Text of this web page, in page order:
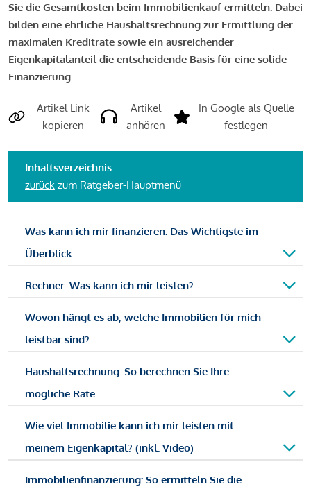
Sie die Gesamtkosten beim Immobilienkauf ermitteln. Dabei
bilden eine ehrliche Haushaltsrechnung zur Ermittlung der
maximalen Kreditrate sowie ein ausreichender
Eigenkapitalanteil die entscheidende Basis für eine solide
Finanzierung.
Artikel Link
kopieren
Artikel
anhören
In Google als Quelle
festlegen
Inhaltsverzeichnis
zurück zum Ratgeber-Hauptmenü
Was kann ich mir finanzieren: Das Wichtigste im
Überblick
Rechner: Was kann ich mir leisten?
Wovon hängt es ab, welche Immobilien für mich
leistbar sind?
Haushaltsrechnung: So berechnen Sie Ihre
mögliche Rate
Wie viel Immobilie kann ich mir leisten mit
meinem Eigenkapital? (inkl. Video)
Immobilienfinanzierung: So ermitteln Sie die